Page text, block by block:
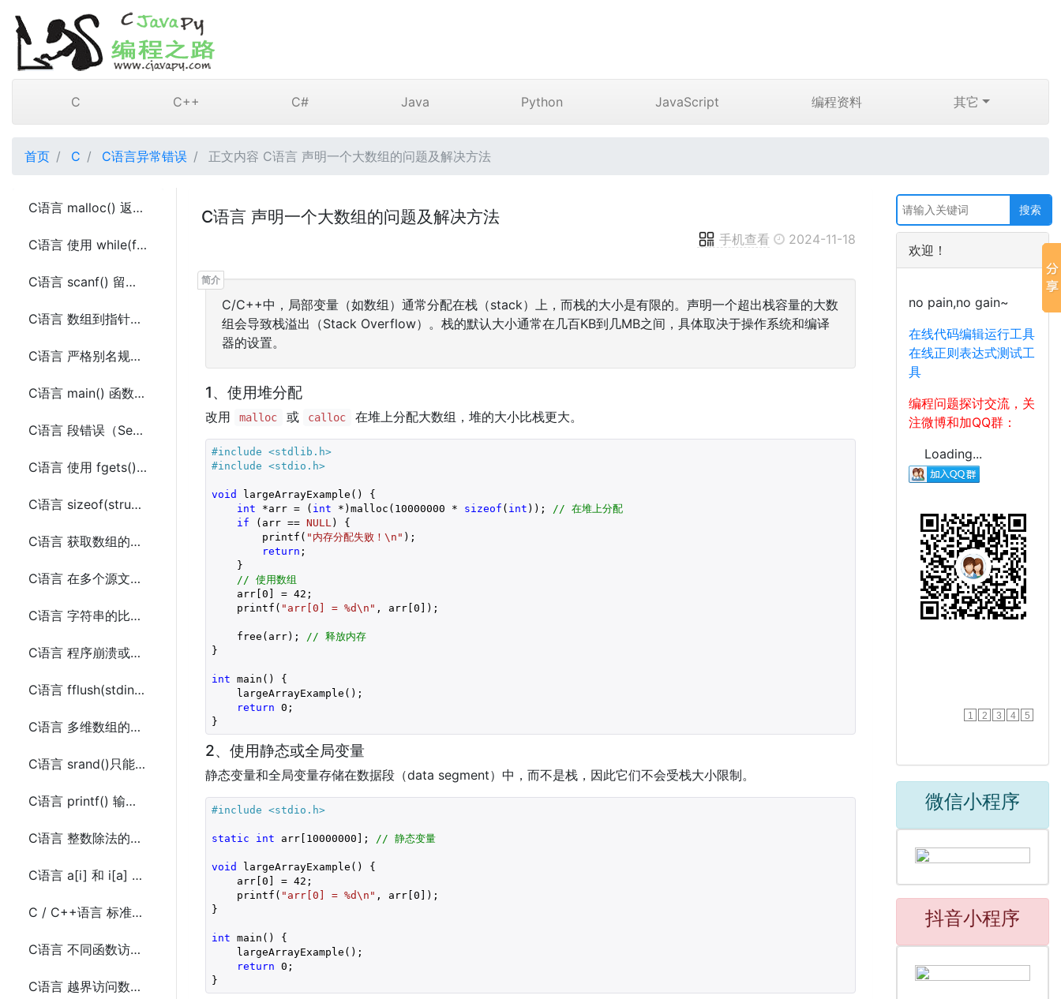
C C++ C# Java Python JavaScript 编程资料 其它
首页 C C语言异常错误 正文内容 C语言 声明一个大数组的问题及解决方法
C语言 malloc() 返回值进行强制类型转换问题
C语言 使用 while(feof(file)) 来检查文件结束符的问题
C语言 scanf() 留下换行符在缓冲区问题
C语言 数组到指针的转换
C语言 严格别名规则（Strict Aliasing Rule）
C语言 main() 函数的返回值问题
C语言 段错误（Segmentation Fault）问题
C语言 使用 fgets() 读取字符换行符问题
C语言 sizeof(struct) 不等于成员 sizeof 的总和问题
C语言 获取数组的大小常见问题
C语言 在多个源文件之间共享变量问题
C语言 字符串的比较问题
C语言 程序崩溃或Segmentation Fault的原因
C语言 fflush(stdin) 的使用问题
C语言 多维数组的内存分配问题
C语言 srand()只能在程序中调用一次的问题
C语言 printf() 输出数据到标准输出刷新问题
C语言 整数除法的行为
C语言 a[i] 和 i[a] 相等的问题
C / C++语言 标准文档获取问题
C语言 不同函数访问局部变量问题
C语言 越界访问数组问题
C语言 声明一个大数组的问题及解决方法
手机查看 2024-11-18
C/C++中，局部变量（如数组）通常分配在栈（stack）上，而栈的大小是有限的。声明一个超出栈容量的大数
组会导致栈溢出（Stack Overflow）。栈的默认大小通常在几百KB到几MB之间，具体取决于操作系统和编译
器的设置。
1、使用堆分配
改用 malloc 或 calloc 在堆上分配大数组，堆的大小比栈更大。
#include <stdlib.h>
#include <stdio.h>
void largeArrayExample() {
int *arr = ( int *)malloc( 10000000 * sizeof ( int ));
// 在堆上分配
if (arr == NULL ) {
        printf(
"内存分配失败！\n" );
return ;
    }
// 使用数组
    arr[
0 ] = 42 ;
    printf(
"arr[0] = %d\n" , arr[0 ]);
    free(arr);
// 释放内存
}
int main() {
    largeArrayExample();
return 0 ;
}
2、使用静态或全局变量
静态变量和全局变量存储在数据段（data segment）中，而不是栈，因此它们不会受栈大小限制。
#include <stdio.h>
static int arr[ 10000000 ]; // 静态变量
void largeArrayExample() {
    arr[
0 ] = 42 ;
    printf(
"arr[0] = %d\n" , arr[0 ]);
}
int main() {
    largeArrayExample();
return 0 ;
}
欢迎！
no pain,no gain~
在线代码编辑运行工具
在线正则表达式测试工
具
编程问题探讨交流，关
注微博和加QQ群：
Loading...
1 2 3 4 5
微信小程序
抖音小程序